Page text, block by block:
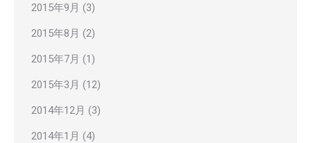
2015年9月 (3)
2015年8月 (2)
2015年7月 (1)
2015年3月 (12)
2014年12月 (3)
2014年1月 (4)